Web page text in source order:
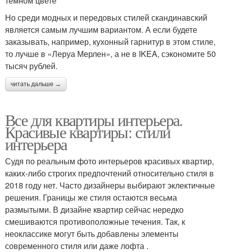
Но среди модных и передовых стилей скандинавский
является самым лучшим вариантом. А если будете
заказывать, например, кухонный гарнитур в этом стиле,
то лучше в «Леруа Мерлен», а не в IKEA, сэкономите 50
тысяч рублей.
читать дальше →
Все для квартиры интерьера.
Красивые квартиры: стили
интерьера
Судя по реальным фото интерьеров красивых квартир,
каких-либо строгих предпочтений относительно стиля в
2018 году нет. Часто дизайнеры выбирают эклектичные
решения. Границы же стиля остаются весьма
размытыми. В дизайне квартир сейчас нередко
смешиваются противоположные течения. Так, к
неоклассике могут быть добавлены элементы
современного стиля или даже лофта .